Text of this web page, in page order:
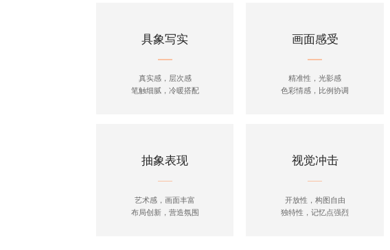
具象写实
真实感，层次感
笔触细腻，冷暖搭配
画面感受
精准性，光影感
色彩情感，比例协调
抽象表现
艺术感，画面丰富
布局创新，营造氛围
视觉冲击
开放性，构图自由
独特性，记忆点强烈